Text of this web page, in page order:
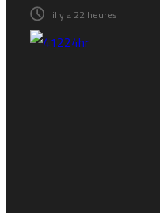
il y a 22 heures